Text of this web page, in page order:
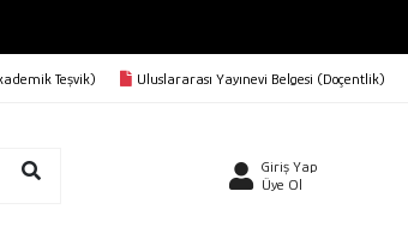
Teşvik) Uluslararası Yayınevi Belgesi (Doçentlik)
Giriş Yap
Üye Ol